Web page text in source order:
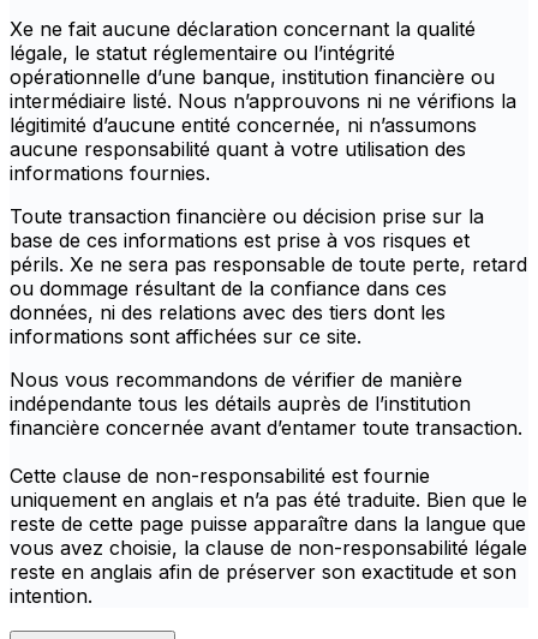
Xe ne fait aucune déclaration concernant la qualité
légale, le statut réglementaire ou l’intégrité
opérationnelle d’une banque, institution financière ou
intermédiaire listé. Nous n’approuvons ni ne vérifions la
légitimité d’aucune entité concernée, ni n’assumons
aucune responsabilité quant à votre utilisation des
informations fournies.
Toute transaction financière ou décision prise sur la
base de ces informations est prise à vos risques et
périls. Xe ne sera pas responsable de toute perte, retard
ou dommage résultant de la confiance dans ces
données, ni des relations avec des tiers dont les
informations sont affichées sur ce site.
Nous vous recommandons de vérifier de manière
indépendante tous les détails auprès de l’institution
financière concernée avant d’entamer toute transaction.
Cette clause de non-responsabilité est fournie
uniquement en anglais et n’a pas été traduite. Bien que le
reste de cette page puisse apparaître dans la langue que
vous avez choisie, la clause de non-responsabilité légale
reste en anglais afin de préserver son exactitude et son
intention.